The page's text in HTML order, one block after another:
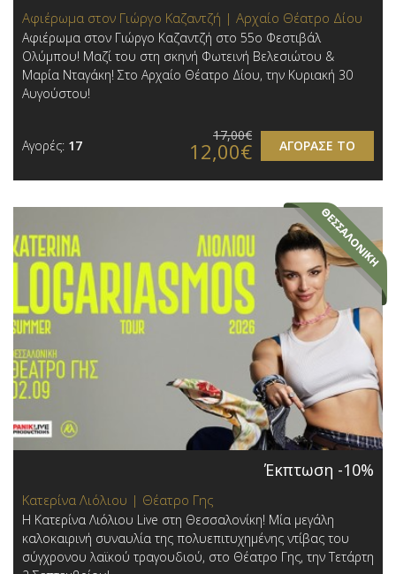
Αφιέρωμα στον Γιώργο Καζαντζή | Αρχαίο Θέατρο Δίου
Αφιέρωμα στον Γιώργο Καζαντζή στο 55ο Φεστιβάλ
Ολύμπου! Μαζί του στη σκηνή Φωτεινή Βελεσιώτου &
Μαρία Νταγάκη! Στο Αρχαίο Θέατρο Δίου, την Κυριακή 30
Αυγούστου!
Αγορές: 17 ΑΓΟΡΑΣΕ ΤΟ
17,00€
12,00€
Έκπτωση -10%
Κατερίνα Λιόλιου | Θέατρο Γης
Η Κατερίνα Λιόλιου Live στη Θεσσαλονίκη! Μία μεγάλη
καλοκαιρινή συναυλία της πολυεπιτυχημένης ντίβας του
σύγχρονου λαϊκού τραγουδιού, στο Θέατρο Γης, την Τετάρτη